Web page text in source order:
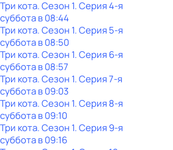
Три кота. Сезон 1. Серия 4-я
субботав08:44
Три кота. Сезон 1. Серия 5-я
субботав08:50
Три кота. Сезон 1. Серия 6-я
субботав08:57
Три кота. Сезон 1. Серия 7-я
субботав09:03
Три кота. Сезон 1. Серия 8-я
субботав09:10
Три кота. Сезон 1. Серия 9-я
субботав09:16